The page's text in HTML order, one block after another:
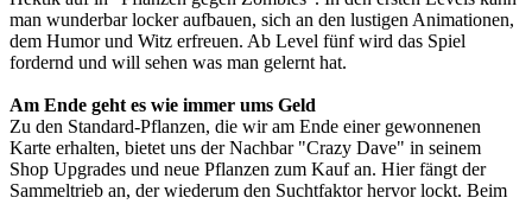
man wunderbar locker aufbauen, sich an den lustigen Animationen,
dem Humor und Witz erfreuen. Ab Level fünf wird das Spiel
fordernd und will sehen was man gelernt hat.
Am Ende geht es wie immer ums Geld
Zu den Standard-Pflanzen, die wir am Ende einer gewonnenen
Karte erhalten, bietet uns der Nachbar "Crazy Dave" in seinem
Shop Upgrades und neue Pflanzen zum Kauf an. Hier fängt der
Sammeltrieb an, der wiederum den Suchtfaktor hervor lockt. Beim